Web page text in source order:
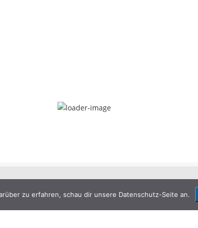
zu erfahren, schau dir unsere Datenschutz-Seite an.